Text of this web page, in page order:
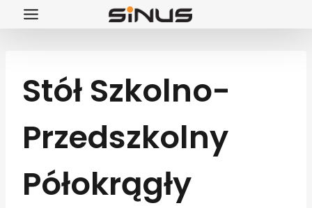
Przejdź
Stół Szkolno-
Przedszkolny
Półokrągły